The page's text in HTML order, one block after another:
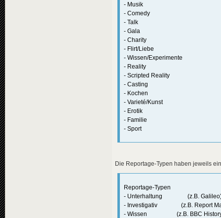
- Musik
- Comedy
- Talk
- Gala
- Charity
- Flirt/Liebe
- Wissen/Experimente
- Reality
- Scripted Reality
- Casting
- Kochen
- Varieté/Kunst
- Erotik
- Familie
- Sport
Die Reportage-Typen haben jeweils
Reportage-Typen
- Unterhaltung (z.B.
- Investigativ (z.B. Report
- Wissen (z.B. BBC